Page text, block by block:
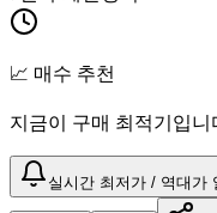
📈 매수 추천
지금이 구매 최적기입니
실시간 최저가 / 역대가